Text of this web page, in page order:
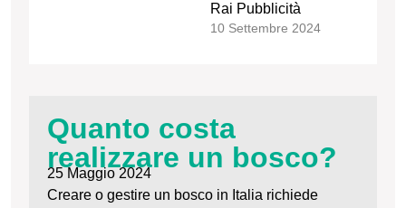
Rai Pubblicità
10 Settembre 2024
Quanto costa
realizzare un bosco?
25 Maggio 2024
Creare o gestire un bosco in Italia richiede